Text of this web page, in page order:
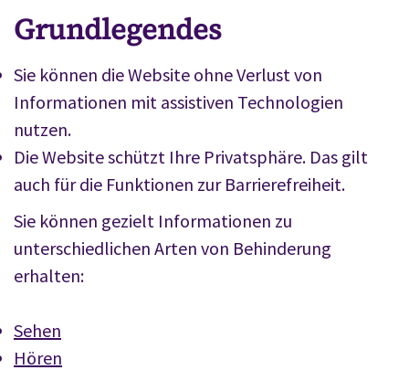
Grundlegendes
Sie können die Website ohne Verlust von
Informationen mit assistiven Technologien
nutzen.
Die Website schützt Ihre Privatsphäre. Das gilt
auch für die Funktionen zur Barrierefreiheit.
Sie können gezielt Informationen zu
unterschiedlichen Arten von Behinderung
erhalten:
Sehen
Hören